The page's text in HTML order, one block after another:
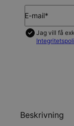
E-mail*
Jag vill få
Beskrivning